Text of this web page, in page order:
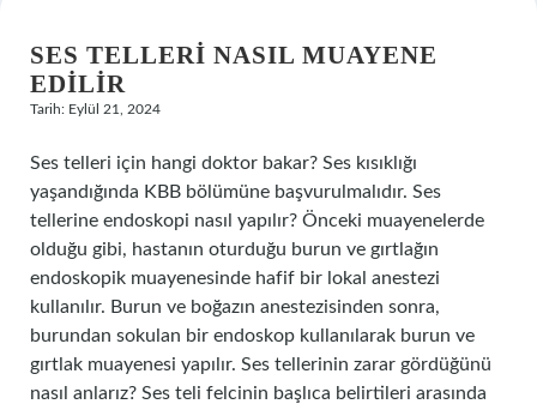
SES TELLERI NASIL MUAYENE
EDILIR
Tarih: Eylül 21, 2024
Ses telleri için hangi doktor bakar? Ses kısıklığı
yaşandığında KBB bölümüne başvurulmalıdır. Ses
tellerine endoskopi nasıl yapılır? Önceki muayenelerde
olduğu gibi, hastanın oturduğu burun ve gırtlağın
endoskopik muayenesinde hafif bir lokal anestezi
kullanılır. Burun ve boğazın anestezisinden sonra,
burundan sokulan bir endoskop kullanılarak burun ve
gırtlak muayenesi yapılır. Ses tellerinin zarar gördüğünü
nasıl anlarız? Ses teli felcinin başlıca belirtileri arasında